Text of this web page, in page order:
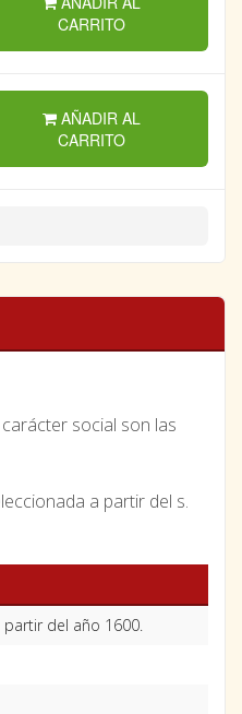
CARRITO
AÑADIR AL
CARRITO
social son las
a partir del s.
partir del año 1600.